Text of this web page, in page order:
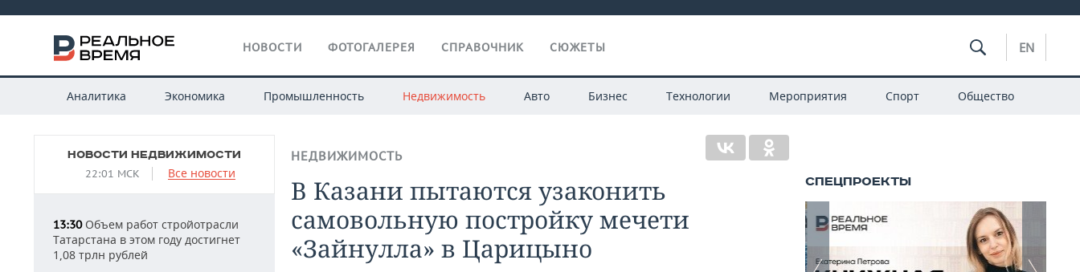
НОВОСТИ ФОТОГАЛЕРЕЯ СПРАВОЧНИК СЮЖЕТЫ EN
Аналитика Экономика Промышленность Недвижимость Авто Бизнес Технологии Мероприятия Спорт Общество
НОВОСТИ НЕДВИЖИМОСТИ
22:01 МСК Все новости
13:30Объем работ стройотрасли
Татарстана в этом году достигнет
1,08 трлн рублей
НЕДВИЖИМОСТЬ
В Казани пытаются узаконить
самовольную постройку мечети
«Зайнулла» в Царицыно